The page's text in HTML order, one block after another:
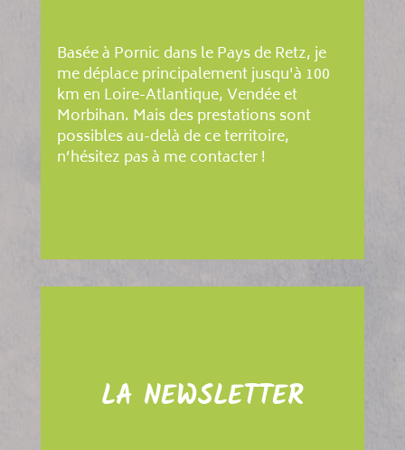
Basée à Pornic dans le Pays de Retz, je
me déplace principalement jusqu'à 100
km en Loire-Atlantique, Vendée et
Morbihan. Mais des prestations sont
possibles au-delà de ce territoire,
n’hésitez pas à me contacter !
LA NEWSLETTER